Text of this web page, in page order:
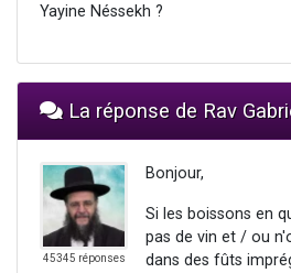
Yayine Néssekh ?
La réponse de Rav
45345 réponses
Bonjour,
Si les boissons en
pas de vin et / ou
dans des fûts